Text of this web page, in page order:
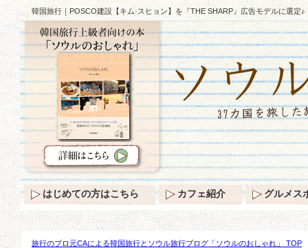
韓国旅行｜POSCO建設【キム·スヒョン】を『THE SHARP』広告モデルに選定♪
旅行のプロ元CAによる韓国旅行とソウル旅行ブログ「ソウルのおしゃれ」 TOP
はじめての方はこちら カフェ紹介 グルメス